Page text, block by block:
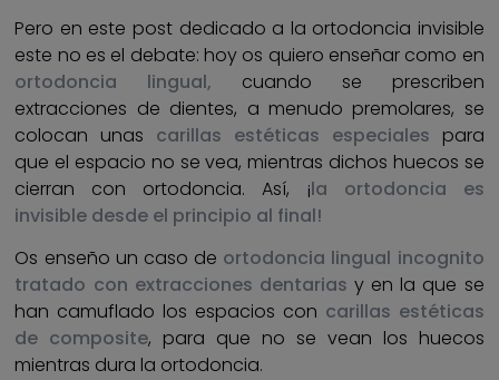
Pero en este post dedicado a la ortodoncia invisible
este no es el debate: hoy os quiero enseñar como en
ortodoncia lingual, cuando se prescriben
extracciones de dientes, a menudo premolares, se
colocan unas carillas estéticas especiales para
que el espacio no se vea, mientras dichos huecos se
cierran con ortodoncia. Así, ¡la ortodoncia es
invisible desde el principio al final!
Os enseño un caso de ortodoncia lingual incognito
tratado con extracciones dentarias y en la que se
han camuflado los espacios con carillas estéticas
de composite, para que no se vean los huecos
mientras dura la ortodoncia.